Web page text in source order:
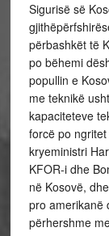
Sigurisë së
përbashkët të
po bëhemi
popullin e
me teknikë
kapaciteteve
forcë po ngritet
kryeministri
KFOR-i dhe
në Kosovë,
pro amerikanë
përhershme